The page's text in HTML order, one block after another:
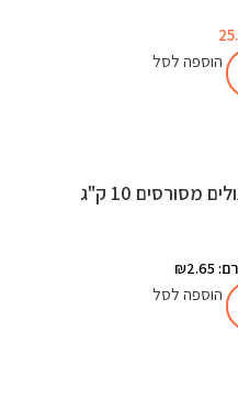
הוספה לסל
מסורסים 10 ק"ג
הוספה לסל